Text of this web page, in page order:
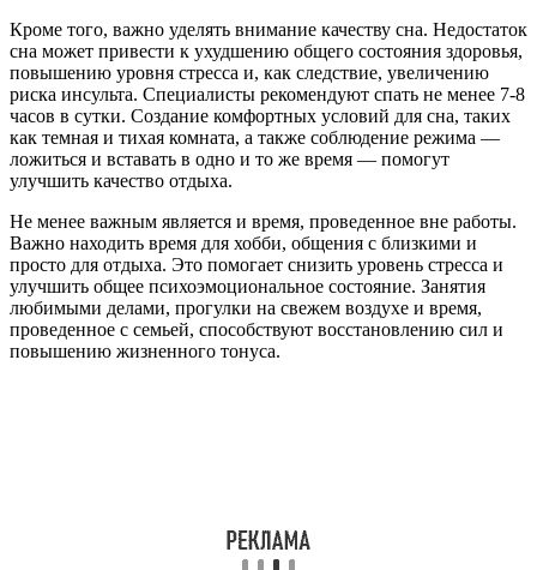
Кроме того, важно уделять внимание качеству сна. Недостаток
сна может привести к ухудшению общего состояния здоровья,
повышению уровня стресса и, как следствие, увеличению
риска инсульта. Специалисты рекомендуют спать не менее 7-8
часов в сутки. Создание комфортных условий для сна, таких
как темная и тихая комната, а также соблюдение режима —
ложиться и вставать в одно и то же время — помогут
улучшить качество отдыха.
Не менее важным является и время, проведенное вне работы.
Важно находить время для хобби, общения с близкими и
просто для отдыха. Это помогает снизить уровень стресса и
улучшить общее психоэмоциональное состояние. Занятия
любимыми делами, прогулки на свежем воздухе и время,
проведенное с семьей, способствуют восстановлению сил и
повышению жизненного тонуса.